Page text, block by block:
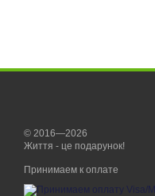
© 2016—2026
Життя - це подарунок!
Принимаем к оплате